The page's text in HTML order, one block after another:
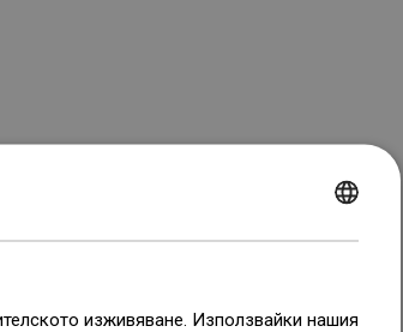
изживяване. Използвайки нашия